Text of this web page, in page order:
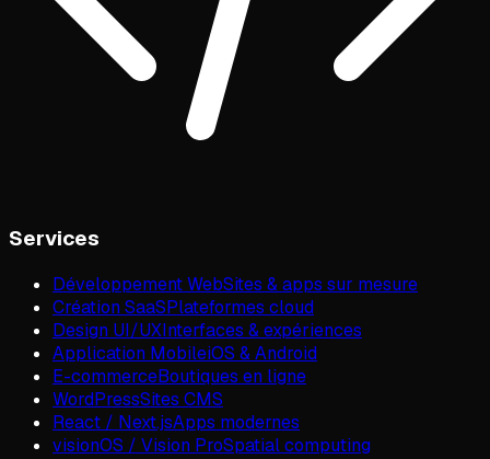
Services
Développement WebSites & apps sur mesure
Création SaaSPlateformes cloud
Design UI/UXInterfaces & expériences
Application MobileiOS & Android
E-commerceBoutiques en ligne
WordPressSites CMS
React / Next.jsApps modernes
visionOS / Vision ProSpatial computing